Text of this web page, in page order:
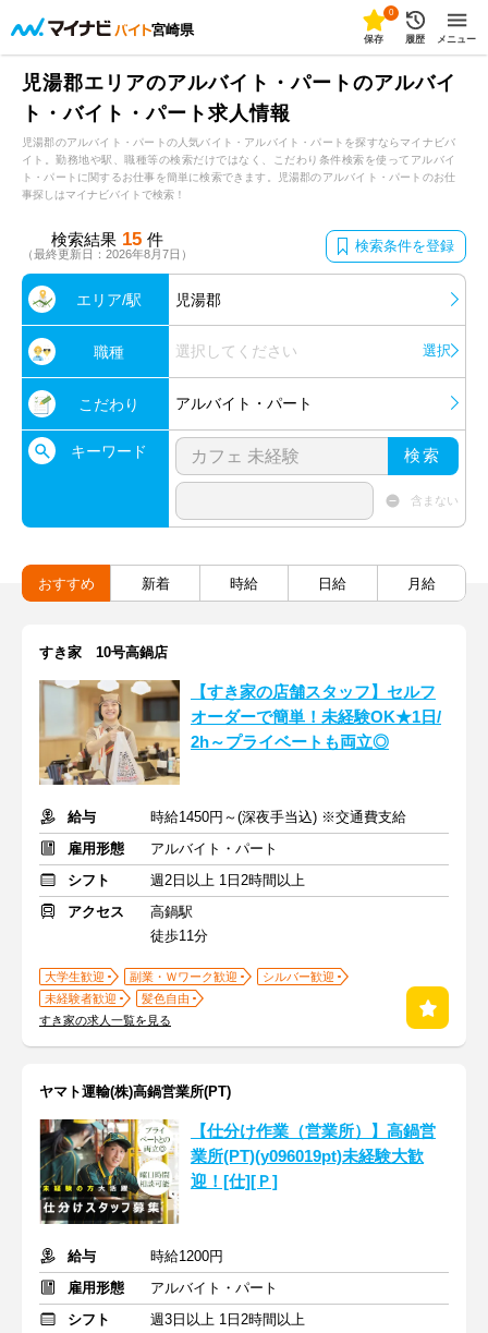
宮崎県
0
保存 履歴 メニュー
児湯郡エリアのアルバイト・パートのアルバイ
ト・バイト・パート求人情報
児湯郡のアルバイト・パートの人気バイト・アルバイト・パートを探すならマイナビバ
イト。勤務地や駅、職種等の検索だけではなく、こだわり条件検索を使ってアルバイ
ト・パートに関するお仕事を簡単に検索できます。児湯郡のアルバイト・パートのお仕
事探しはマイナビバイトで検索！
検索結果 15 件
（最終更新日：2026年8月7日） 検索条件を登録
エリア/駅 児湯郡
職種 選択してください 選択
こだわり アルバイト・パート
キーワード 検索
含まない
おすすめ 新着 時給 日給 月給
すき家 10号高鍋店
【すき家の店舗スタッフ】セルフ
オーダーで簡単！未経験OK★1日/
2h～プライベートも両立◎
給与
時給1450円～(深夜手当込) ※交通費支給
雇用形態
アルバイト・パート
シフト
週2日以上 1日2時間以上
アクセス
高鍋駅
徒歩11分
大学生歓迎 副業・Ｗワーク歓迎
シルバー歓迎
未経験者歓迎
髪色自由
すき家の求人一覧を見る
ヤマト運輸(株)高鍋営業所(PT)
【仕分け作業（営業所）】高鍋営
業所(PT)(y096019pt)未経験大歓
迎！[仕][Ｐ]
給与
時給1200円
雇用形態
アルバイト・パート
シフト
週3日以上 1日2時間以上